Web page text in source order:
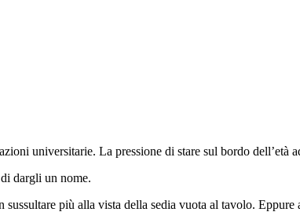
universitarie. La pressione di stare sul bordo dell’età
dargli un nome.
più alla vista della sedia vuota al tavolo.